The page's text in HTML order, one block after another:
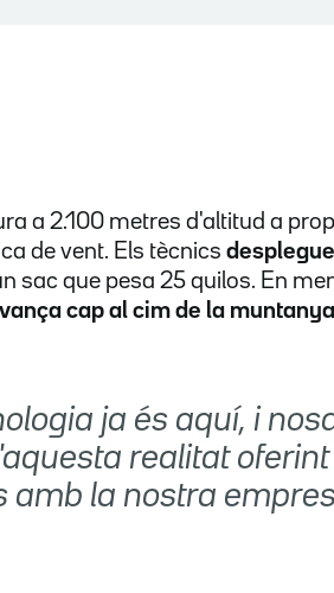
a 2.100 metres d'altitud a
de vent. Els tècnics
sac que pesa 25 quilos. En
cap al cim de la muntanya
ja és aquí, i
realitat
amb la nostra